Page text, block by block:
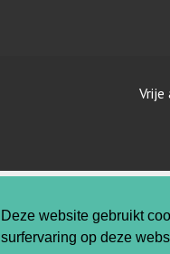
Deze website gebruikt
surfervaring op deze
Vrije